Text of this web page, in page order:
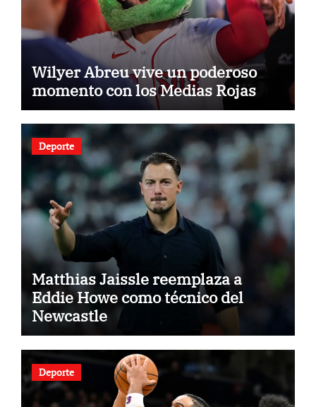
Wilyer Abreu vive un poderoso
momento con los Medias Rojas
Deporte
Matthias Jaissle reemplaza a
Eddie Howe como técnico del
Newcastle
Deporte